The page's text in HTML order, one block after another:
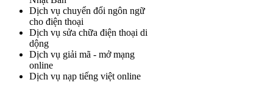
Dịch vụ chuyển đổi ngôn ngữ
cho điện thoại
Dịch vụ sửa chữa điện thoại di
dộng
Dịch vụ giải mã - mở mạng
online
Dịch vụ nạp tiếng việt online